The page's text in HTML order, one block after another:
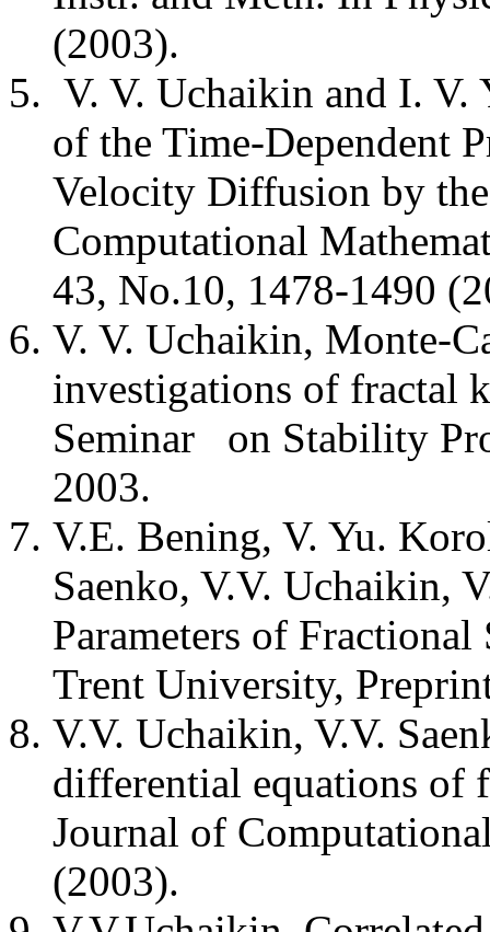
(2003).
V. V. Uchaikin and I.
of the Time-Dependent
Velocity Diffusion by
Computational
43, No.10, 1478-1490
V. V. Uchaikin, Monte-
investigations of fractal
Seminar on Stability
2003.
V.E. Bening, V. Yu.
Saenko, V.V. Uchaikin,
Parameters of
Trent University,
V.V. Uchaikin, V.V.
differential equations of
Journal of
(2003).